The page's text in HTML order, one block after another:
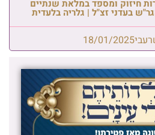
חיזוק ומספד במלאת שנתיים
בעדני זצ"ל | גלריה בלעדית
18/01/2025